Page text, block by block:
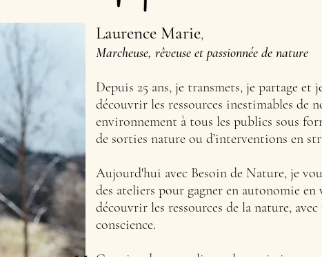
Laurence Marie,
Marcheuse, rêveuse et passionnée de nature
Depuis 25 ans, je transmets, je partage et
découvrir les ressources inestimables de
environnement à tous les publics sous
de sorties nature ou d’interventions en
Aujourd'hui avec Besoin de Nature, je
des ateliers pour gagner en autonomie en
découvrir les ressources de la nature, avec
conscience.